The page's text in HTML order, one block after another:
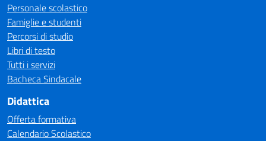
Personale scolastico
Famiglie e studenti
Percorsi di studio
Libri di testo
Tutti i servizi
Bacheca Sindacale
Didattica
Offerta formativa
Calendario Scolastico